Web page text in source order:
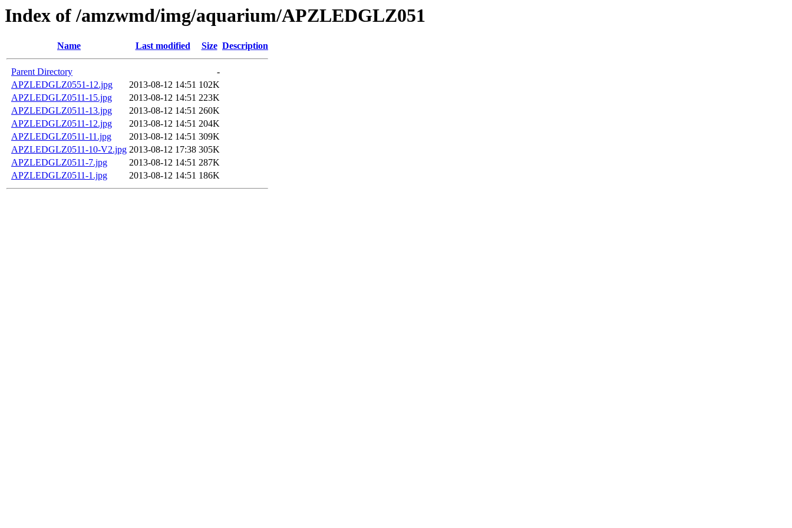
Index of /amzwmd/img/aquarium/APZLEDGLZ051
Name Last modified Size Description
Parent Directory
-
APZLEDGLZ0551-12.jpg
2013-08-12 14:51 102K
APZLEDGLZ0511-15.jpg
2013-08-12 14:51 223K
APZLEDGLZ0511-13.jpg
2013-08-12 14:51 260K
APZLEDGLZ0511-12.jpg
2013-08-12 14:51 204K
APZLEDGLZ0511-11.jpg
2013-08-12 14:51 309K
APZLEDGLZ0511-10-V2.jpg 2013-08-12 17:38 305K
APZLEDGLZ0511-7.jpg
2013-08-12 14:51 287K
APZLEDGLZ0511-1.jpg
2013-08-12 14:51 186K